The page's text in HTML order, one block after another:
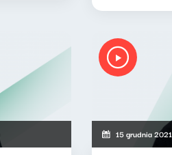
15 grudnia 2021